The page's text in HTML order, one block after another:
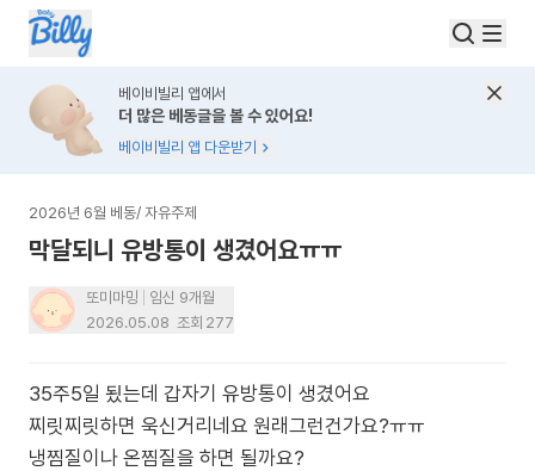
베이비빌리 앱에서
더 많은 베동글을 볼 수 있어요!
베이비빌리 앱 다운받기
2026년 6월 베동/ 자유주제
막달되니 유방통이 생겼어요ㅠㅠ
또미마밍
임신 9개월
2026.05.08 조회 277
35주5일 됬는데 갑자기 유방통이 생겼어요
찌릿찌릿하면 욱신거리네요 원래그런건가요?ㅠㅠ
냉찜질이나 온찜질을 하면 될까요?